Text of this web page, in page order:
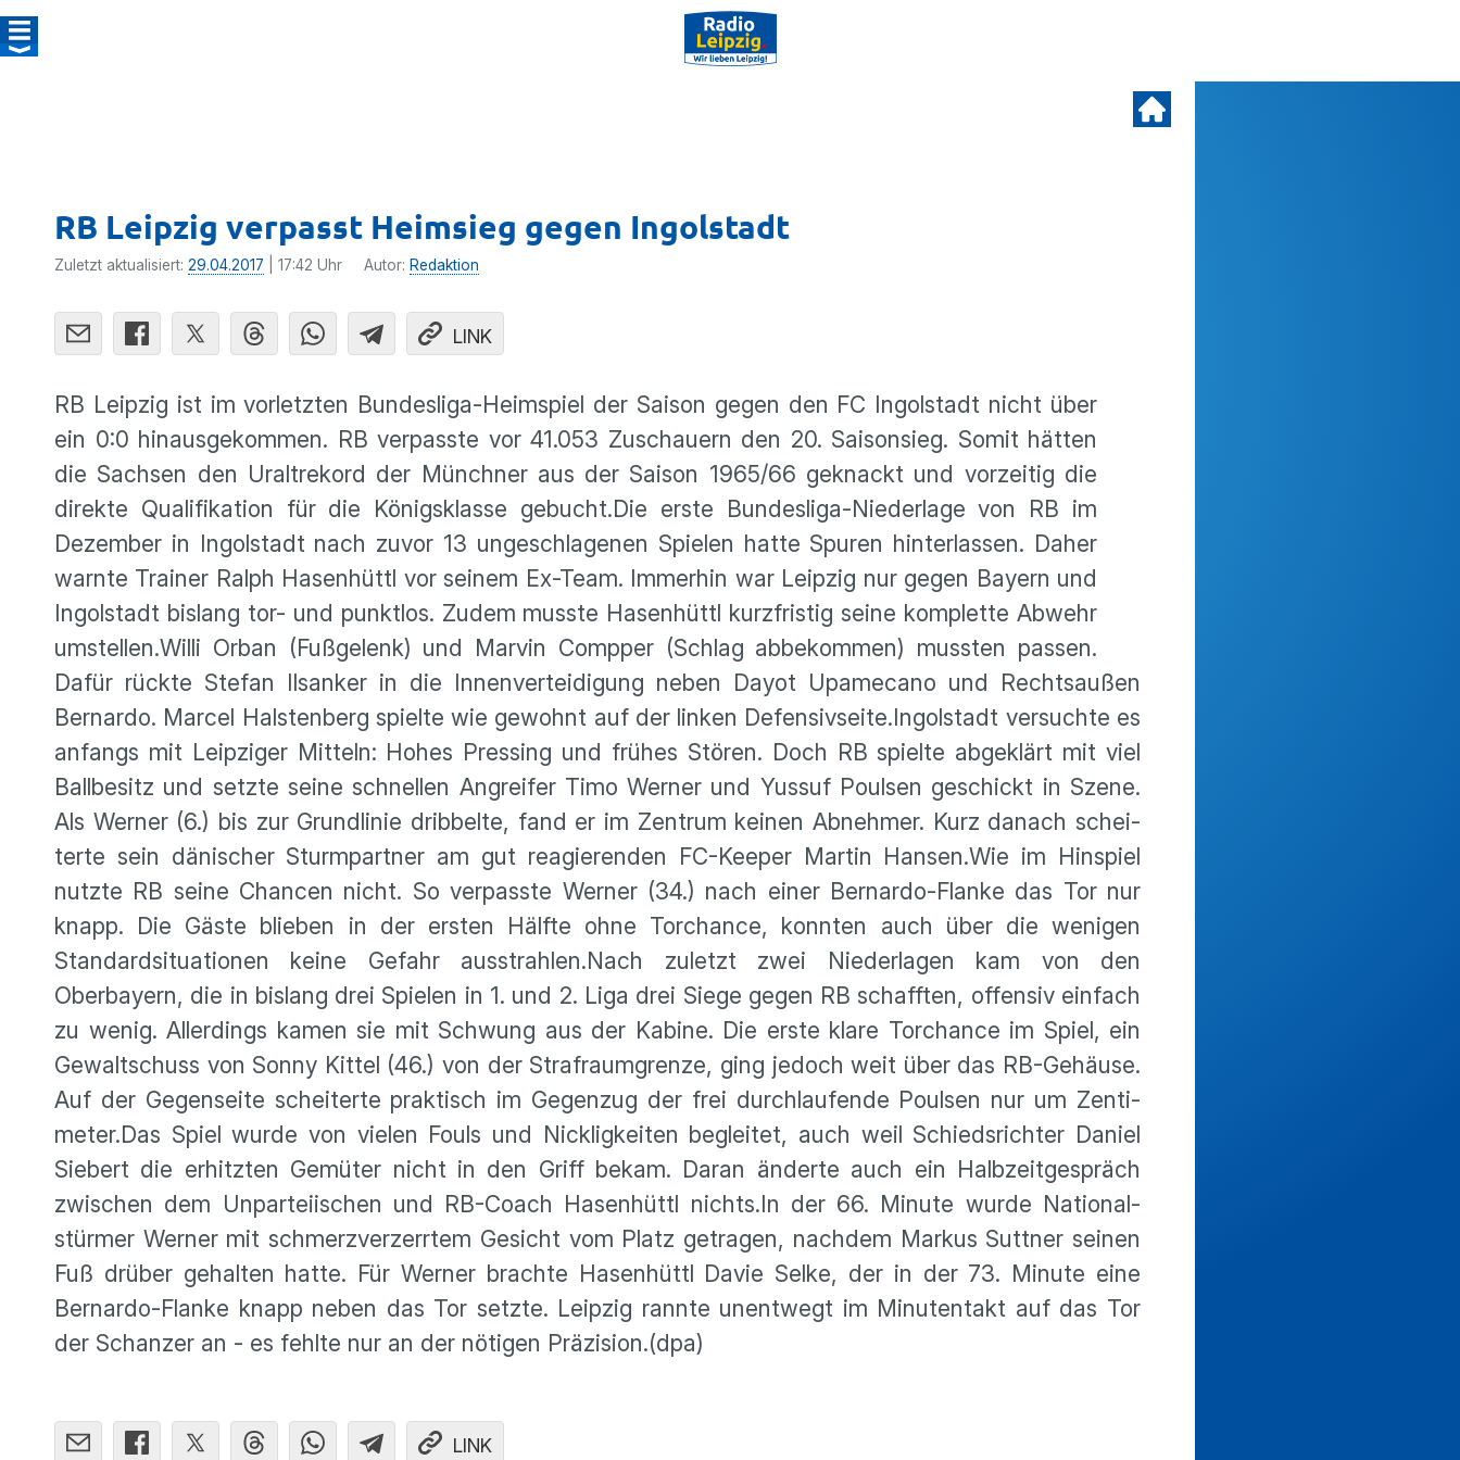
RB Leipzig verpasst Heimsieg gegen Ingolstadt
Zuletzt aktualisiert: 29.04.2017 | 17:42 Uhr Autor: Redaktion
LINK
RB Leipzig ist im vorletzten Bundes­liga-Heimspiel der Saison gegen den FC Ingol­stadt nicht über
ein 0:0 hinaus­ge­kommen. RB verpasste vor 41.053 Zuschauern den 20. Saison­sieg. Somit hätten
die Sachsen den Uralt­re­kord der Münchner aus der Saison 1965/66 geknackt und vorzeitig die
direkte Quali­fi­ka­tion für die Königs­klasse gebucht.Die erste Bundes­liga-Nieder­lage von RB im
Dezember in Ingol­stadt nach zuvor 13 ungeschla­genen Spielen hatte Spuren hinter­lassen. Daher
warnte Trainer Ralph Hasen­hüttl vor seinem Ex-Team. Immerhin war Leipzig nur gegen Bayern und
Ingol­stadt bislang tor- und punktlos. Zudem musste Hasen­hüttl kurzfristig seine komplette Abwehr
umstellen.Willi Orban (Fußge­lenk) und Marvin Compper (Schlag abbekommen) mussten passen.
Dafür rückte Stefan Ilsanker in die Innen­ver­tei­di­gung neben Dayot Upame­cano und Rechts­außen
Bernardo. Marcel Halsten­berg spielte wie gewohnt auf der linken Defen­siv­seite.Ingol­stadt versuchte es
anfangs mit Leipziger Mitteln: Hohes Pressing und frühes Stören. Doch RB spielte abgeklärt mit viel
Ballbe­sitz und setzte seine schnellen Angreifer Timo Werner und Yussuf Poulsen geschickt in Szene.
Als Werner (6.) bis zur Grund­linie dribbelte, fand er im Zentrum keinen Abnehmer. Kurz danach schei­
terte sein dänischer Sturm­partner am gut reagie­renden FC-Keeper Martin Hansen.Wie im Hinspiel
nutzte RB seine Chancen nicht. So verpasste Werner (34.) nach einer Bernardo-Flanke das Tor nur
knapp. Die Gäste blieben in der ersten Hälfte ohne Torchance, konnten auch über die wenigen
Standard­si­tua­tionen keine Gefahr ausstrahlen.Nach zuletzt zwei Nieder­lagen kam von den
Oberbayern, die in bislang drei Spielen in 1. und 2. Liga drei Siege gegen RB schafften, offensiv einfach
zu wenig. Aller­dings kamen sie mit Schwung aus der Kabine. Die erste klare Torchance im Spiel, ein
Gewalt­schuss von Sonny Kittel (46.) von der Straf­raum­grenze, ging jedoch weit über das RB-Gehäuse.
Auf der Gegen­seite schei­terte praktisch im Gegenzug der frei durch­lau­fende Poulsen nur um Zenti­
meter.Das Spiel wurde von vielen Fouls und Nicklig­keiten begleitet, auch weil Schieds­richter Daniel
Siebert die erhitzten Gemüter nicht in den Griff bekam. Daran änderte auch ein Halbzeit­ge­spräch
zwischen dem Unpar­tei­ischen und RB-Coach Hasen­hüttl nichts.In der 66. Minute wurde Natio­nal­
stürmer Werner mit schmerz­ver­zerrtem Gesicht vom Platz getragen, nachdem Markus Suttner seinen
Fuß drüber gehalten hatte. Für Werner brachte Hasen­hüttl Davie Selke, der in der 73. Minute eine
Bernardo-Flanke knapp neben das Tor setzte. Leipzig rannte unent­wegt im Minuten­takt auf das Tor
der Schanzer an - es fehlte nur an der nötigen Präzi­sion.(dpa)
LINK